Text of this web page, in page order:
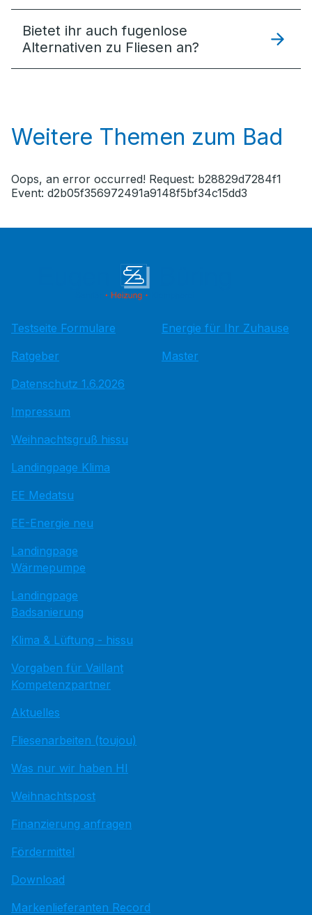
Bietet ihr auch fugenlose
Alternativen zu Fliesen an?
Weitere Themen zum Bad
Oops, an error occurred! Request: b28829d7284f1
Event: d2b05f356972491a9148f5bf34c15dd3
Testseite Formulare
Ratgeber
Datenschutz 1.6.2026
Impressum
Weihnachtsgruß hissu
Landingpage Klima
EE Medatsu
EE-Energie neu
Landingpage
Wärmepumpe
Landingpage
Badsanierung
Klima & Lüftung - hissu
Vorgaben für Vaillant
Kompetenzpartner
Aktuelles
Fliesenarbeiten (toujou)
Was nur wir haben HI
Weihnachtspost
Finanzierung anfragen
Fördermittel
Download
Markenlieferanten Record
Energie für Ihr Zuhause
Master